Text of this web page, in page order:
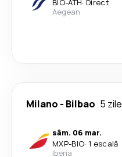
BIO-ATH· Direct
Aegean
Milano - Bilbao 5 zile
sâm. 06 mar.
MXP-BIO· 1 escală
Iberia